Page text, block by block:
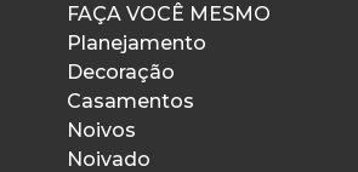
FAÇA VOCÊ MESMO
Planejamento
Decoração
Casamentos
Noivos
Noivado